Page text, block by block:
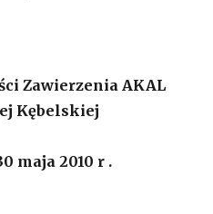
Zawierzenia AKAL
Kębelskiej
maja 2010 r .